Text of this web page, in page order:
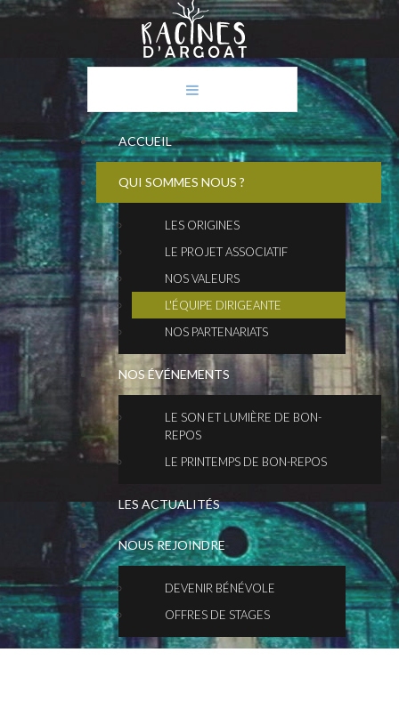
ACCUEIL
QUI SOMMES NOUS ?
LES ORIGINES
LE PROJET ASSOCIATIF
NOS VALEURS
L'ÉQUIPE DIRIGEANTE
NOS PARTENARIATS
NOS ÉVÉNEMENTS
LE SON ET LUMIÈRE DE BON-
REPOS
LE PRINTEMPS DE BON-REPOS
LES ACTUALITÉS
NOUS REJOINDRE
DEVENIR BÉNÉVOLE
OFFRES DE STAGES